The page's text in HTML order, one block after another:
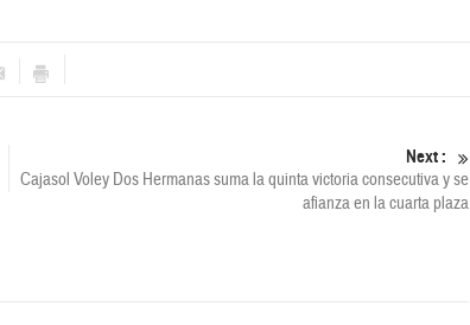
Next :
Cajasol Voley Dos Hermanas suma la quinta victoria consecutiva y se
afianza en la cuarta plaza